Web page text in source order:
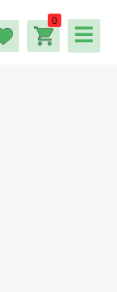
0